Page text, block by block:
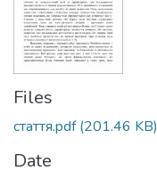
Files
стаття.pdf(201.46 KB)
Date